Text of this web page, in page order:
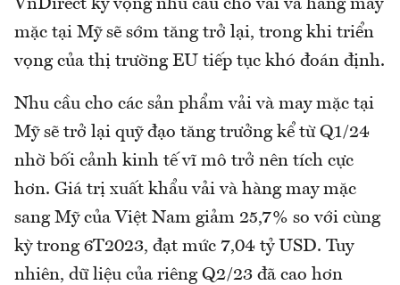
VnDirect kỳ vọng nhu cầu cho vải và hàng may
mặc tại Mỹ sẽ sớm tăng trở lại, trong khi triển
vọng của thị trường EU tiếp tục khó đoán định.
Nhu cầu cho các sản phẩm vải và may mặc tại
Mỹ sẽ trở lại quỹ đạo tăng trưởng kể từ Q1/24
nhờ bối cảnh kinh tế vĩ mô trở nên tích cực
hơn. Giá trị xuất khẩu vải và hàng may mặc
sang Mỹ của Việt Nam giảm 25,7% so với cùng
kỳ trong 6T2023, đạt mức 7,04 tỷ USD. Tuy
nhiên, dữ liệu của riêng Q2/23 đã cao hơn